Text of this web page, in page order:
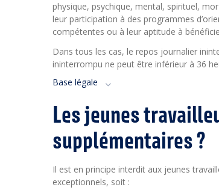
physique, psychique, mental, spirituel,
leur participation à des programmes
compétentes ou à leur aptitude à
Dans tous les cas, le repos journalier
ininterrompu ne peut être inférieur à 36
Base légale
Les jeunes
supplémentaires ?
Il est en principe interdit aux jeunes
exceptionnels, soit :